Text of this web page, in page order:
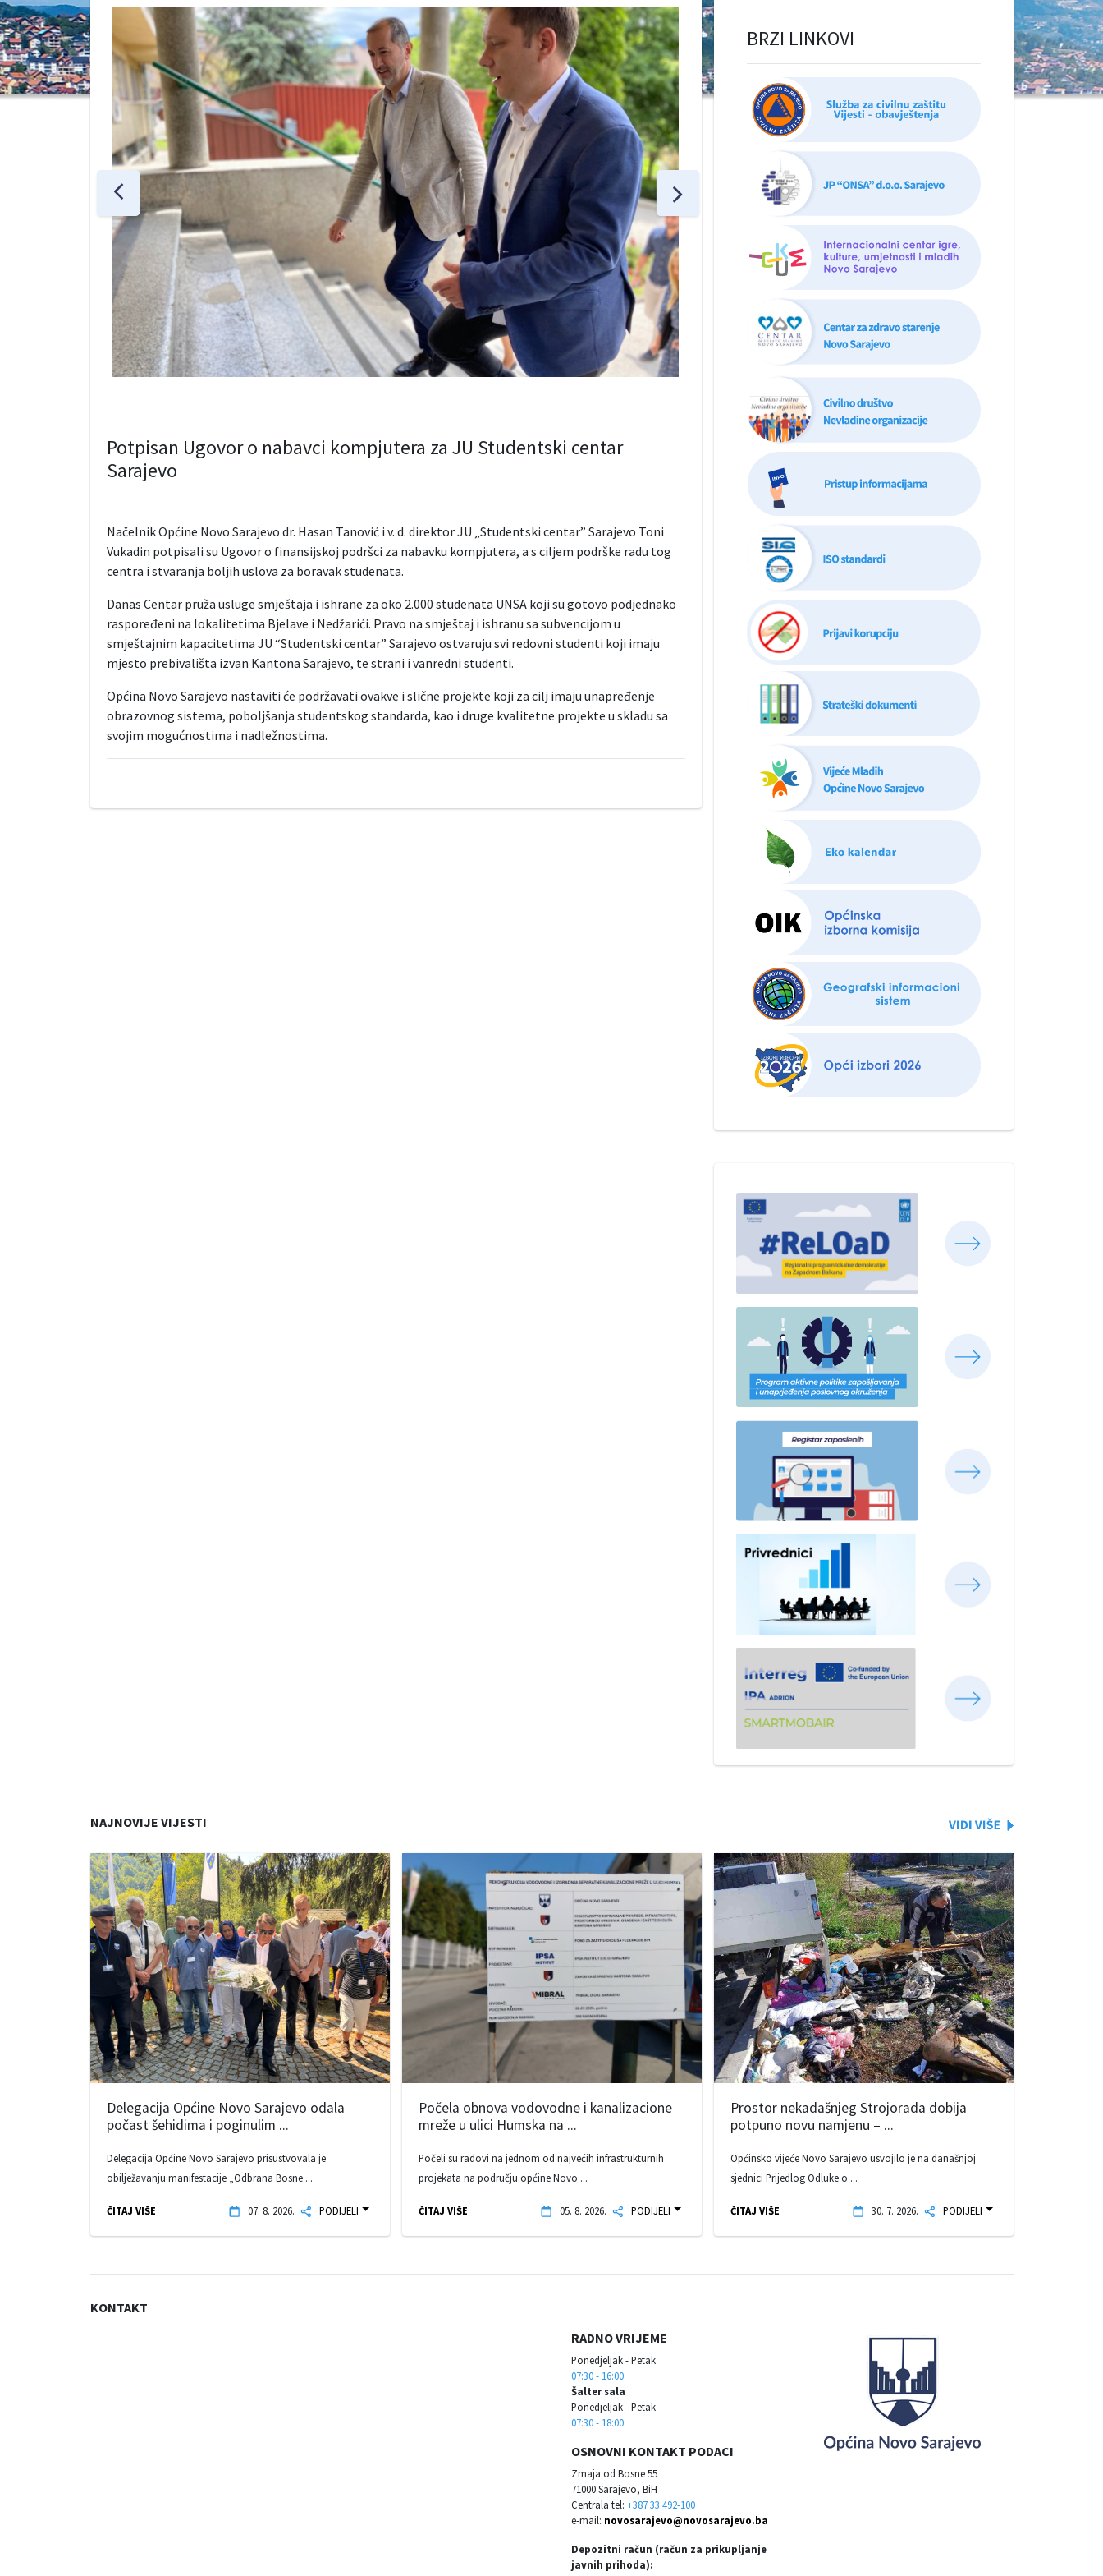
Potpisan Ugovor o nabavci kompjutera za JU Studentski centar
Sarajevo
Načelnik Općine Novo Sarajevo dr. Hasan Tanović i v. d. direktor JU „Studentski centar” Sarajevo Toni
Vukadin potpisali su Ugovor o finansijskoj podršci za nabavku kompjutera, a s ciljem podrške radu tog
centra i stvaranja boljih uslova za boravak studenata.
Danas Centar pruža usluge smještaja i ishrane za oko 2.000 studenata UNSA koji su gotovo podjednako
raspoređeni na lokalitetima Bjelave i Nedžarići. Pravo na smještaj i ishranu sa subvencijom u
smještajnim kapacitetima JU “Studentski centar” Sarajevo ostvaruju svi redovni studenti koji imaju
mjesto prebivališta izvan Kantona Sarajevo, te strani i vanredni studenti.
Općina Novo Sarajevo nastaviti će podržavati ovakve i slične projekte koji za cilj imaju unapređenje
obrazovnog sistema, poboljšanja studentskog standarda, kao i druge kvalitetne projekte u skladu sa
svojim mogućnostima i nadležnostima.
BRZI LINKOVI
NAJNOVIJE VIJESTI
Delegacija Općine Novo Sarajevo odala
počast šehidima i poginulim ...
Delegacija Općine Novo Sarajevo prisustvovala je
obilježavanju manifestacije „Odbrana Bosne ...
ČITAJ VIŠE 07. 8. 2026. PODIJELI
Počela obnova vodovodne i kanalizacione
mreže u ulici Humska na ...
Počeli su radovi na jednom od najvećih infrastrukturnih
projekata na području općine Novo ...
ČITAJ VIŠE 05. 8. 2026. PODIJELI
Prostor nekadašnjeg Strojorada dobija
potpuno novu namjenu – ...
Općinsko vijeće Novo Sarajevo usvojilo je na današnjoj
sjednici Prijedlog Odluke o ...
ČITAJ VIŠE 30. 7. 2026. PODIJELI
KONTAKT
RADNO VRIJEME
Ponedjeljak - Petak
07:30 - 16:00
Šalter sala
Ponedjeljak - Petak
07:30 - 18:00
OSNOVNI KONTAKT PODACI
Zmaja od Bosne 55
71000 Sarajevo, BiH
Centrala tel: +387 33 492-100
e-mail: novosarajevo@novosarajevo.ba
Depozitni račun (račun za prikupljanje
javnih prihoda):